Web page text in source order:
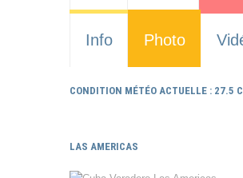
Info Photo
CONDITION MÉTÉO ACTUELLE : 27.5 C
LAS AMERICAS